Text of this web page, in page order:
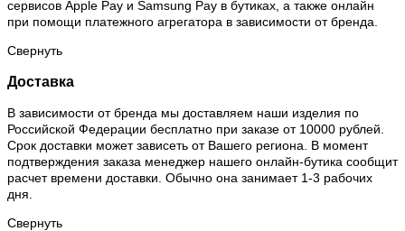
сервисов Apple Pay и Samsung Pay в бутиках, а также онлайн
при помощи платежного агрегатора в зависимости от бренда.
Свернуть
Доставка
В зависимости от бренда мы доставляем наши изделия по
Российской Федерации бесплатно при заказе от 10000 рублей.
Срок доставки может зависеть от Вашего региона. В момент
подтверждения заказа менеджер нашего онлайн-бутика сообщит
расчет времени доставки. Обычно она занимает 1-3 рабочих
дня.
Свернуть